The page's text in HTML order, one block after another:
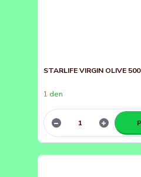
STARLIFE VIRGIN OLIVE
1 den